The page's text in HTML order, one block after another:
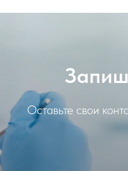
Оставьте свои